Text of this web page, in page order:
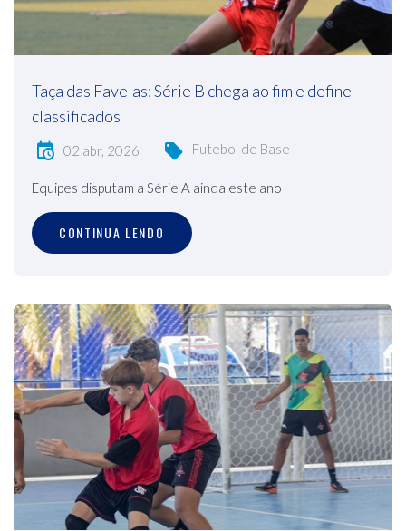
Taça das Favelas: Série B chega ao fim e define
classificados
02 abr, 2026 Futebol de Base
Equipes disputam a Série A ainda este ano
CONTINUA LENDO